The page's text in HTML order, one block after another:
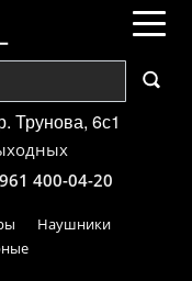
Трунова, 6с1
400-04-20
Наушники